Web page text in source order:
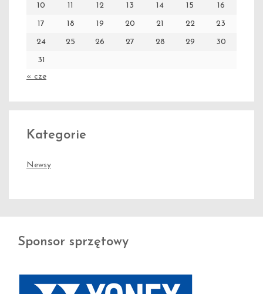
10 11 12 13 14 15 16
17 18 19 20 21 22 23
24 25 26 27 28 29 30
31
« cze
Kategorie
Newsy
Sponsor sprzętowy